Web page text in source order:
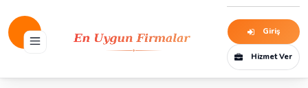
Giriş
Hizmet Ver